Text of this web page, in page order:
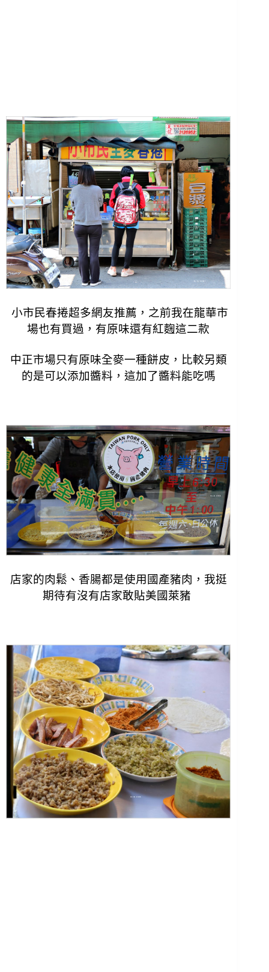
小市民春捲超多網友推薦，之前我在龍華市
場也有買過，有原味還有紅麴這二款
中正市場只有原味全麥一種餅皮，比較另類
的是可以添加醬料，這加了醬料能吃嗎
店家的肉鬆、香腸都是使用國產豬肉，我挺
期待有沒有店家敢貼美國萊豬